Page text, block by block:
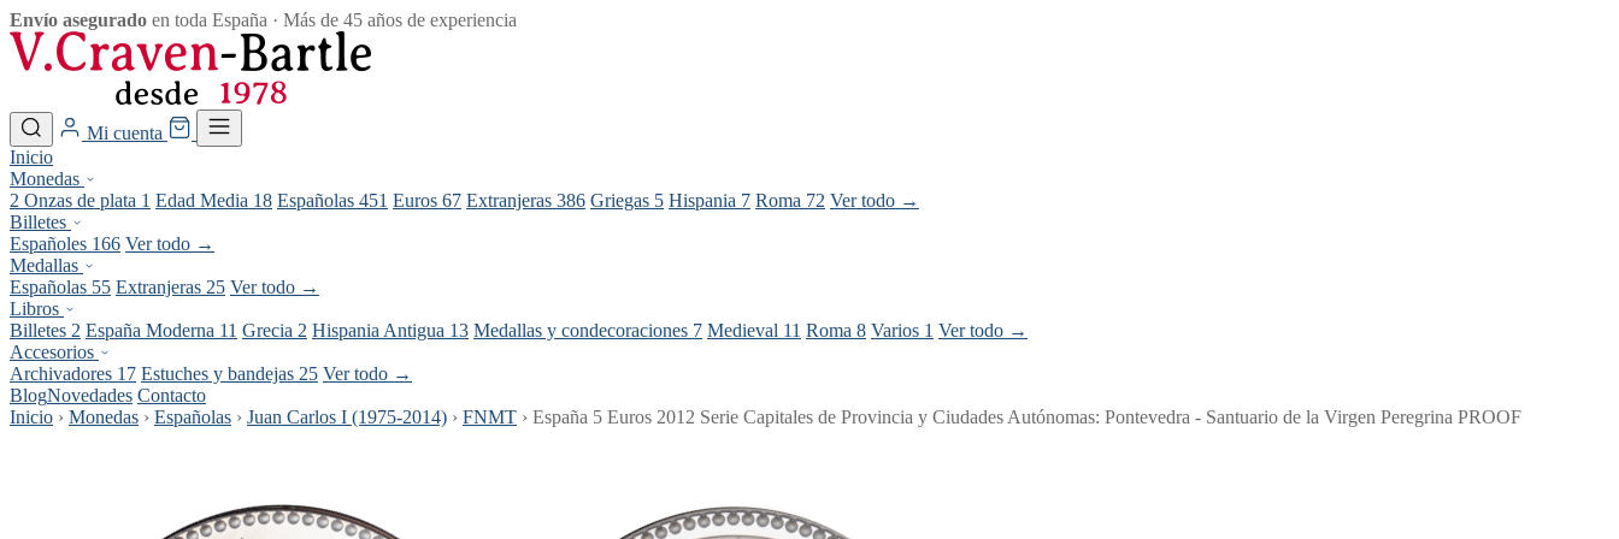
Envío asegurado en toda España · Más de 45 años de experiencia
Mi cuenta
Inicio
Monedas
2 Onzas de plata 1 Edad Media 18 Españolas 451 Euros 67 Extranjeras 386 Griegas 5 Hispania 7 Roma 72 Ver todo →
Billetes
Españoles 166 Ver todo →
Medallas
Españolas 55 Extranjeras 25 Ver todo →
Libros
Billetes 2 España Moderna 11 Grecia 2 Hispania Antigua 13 Medallas y condecoraciones 7 Medieval 11 Roma 8 Varios 1 Ver todo →
Accesorios
Archivadores 17 Estuches y bandejas 25 Ver todo →
BlogNovedades Contacto
Inicio › Monedas › Españolas › Juan Carlos I (1975-2014) › FNMT › España 5 Euros 2012 Serie Capitales de Provincia y Ciudades Autónomas: Pontevedra - Santuario de la Virgen Peregrina PROOF